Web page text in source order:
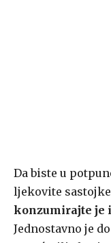
Da biste u
ljekovite
konzumirajte je
Jednostavno je